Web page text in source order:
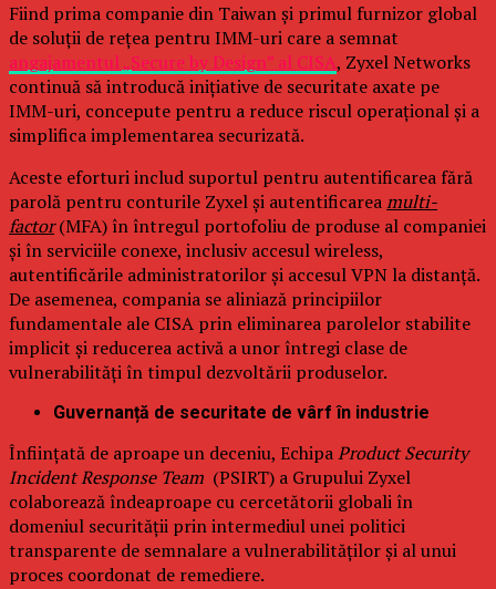
Fiind prima companie din Taiwan și primul furnizor global
de soluții de rețea pentru IMM-uri care a semnat
angajamentul „Secure by Design” al CISA, Zyxel Networks
continuă să introducă inițiative de securitate axate pe
IMM-uri, concepute pentru a reduce riscul operațional și a
simplifica implementarea securizată.
Aceste eforturi includ suportul pentru autentificarea fără
parolă pentru conturile Zyxel și autentificareamulti-
factor(MFA) în întregul portofoliu de produse al companiei
și în serviciile conexe, inclusiv accesul wireless,
autentificările administratorilor și accesul VPN la distanță.
De asemenea, compania se aliniază principiilor
fundamentale ale CISA prin eliminarea parolelor stabilite
implicit și reducerea activă a unor întregi clase de
vulnerabilități în timpul dezvoltării produselor.
Guvernanță de securitate de vârf în industrie
Înființată de aproape un deceniu, EchipaProduct Security
Incident Response Team (PSIRT) a Grupului Zyxel
colaborează îndeaproape cu cercetătorii globali în
domeniul securității prin intermediul unei politici
transparente de semnalare a vulnerabilităților și al unui
proces coordonat de remediere.